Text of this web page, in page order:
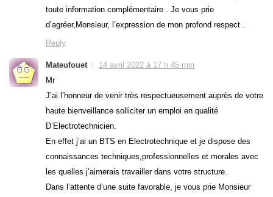
toute information complémentaire . Je vous prie
d’agréer,Monsieur, l’expression de mon profond respect .
Reply
Mateufouet
14 avril 2022 à 17 h 45 min
Mr
J’ai l’honneur de venir très respectueusement auprès de votre
haute bienveillance solliciter un emploi en qualité
D’Electrotechnicien.
En effet j’ai un BTS en Electrotechnique et je dispose des
connaissances techniques,professionnelles et morales avec
les quelles j’aimerais travailler dans votre structure.
Dans l’attente d’une suite favorable, je vous prie Monsieur